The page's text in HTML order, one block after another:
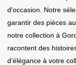
d'occasion. Notre
garantir des pièces
notre collection à
racontent des
d'élégance à votre